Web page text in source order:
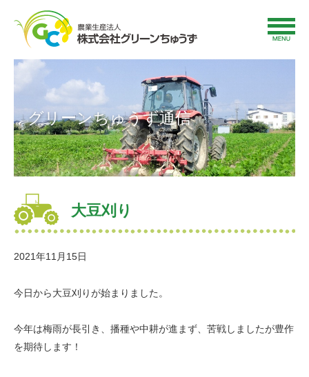
グリーンちゅうず通信
大豆刈り
2021年11月15日
今日から大豆刈りが始まりました。
今年は梅雨が長引き、播種や中耕が進まず、苦戦しましたが豊作
を期待します！